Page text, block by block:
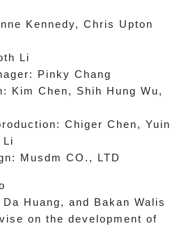
Kennedy, Chris Upton
Li
Pinky Chang
Chen, Shih Hung Wu,
Chiger Chen, Yuin
Li
Musdm CO., LTD
Huang, and Bakan Walis
on the development of